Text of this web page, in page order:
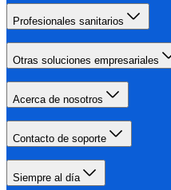
Profesionales sanitarios
Otras soluciones empresariales
Acerca de nosotros
Contacto de soporte
Siempre al día